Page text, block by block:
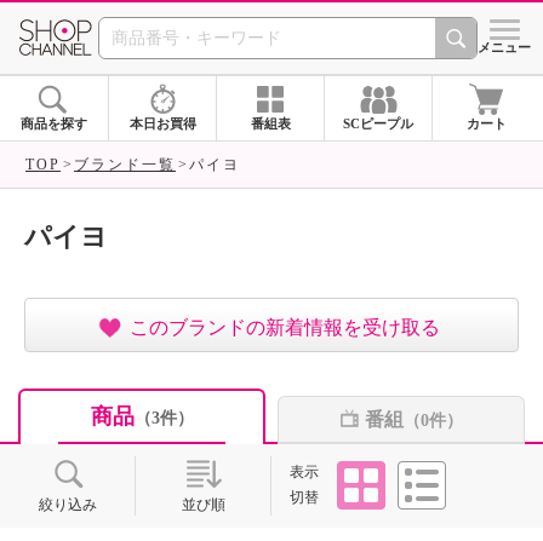
SHOP CHANNEL ショッ
メニュー
商品を探す 本日お買得 番組表 SCピープル カート
TOP ブランド一覧 パイヨ
パイヨ
このブランドの新着情報を受け取る
商品（3件） 番組 （0件）
絞り込み 並び順
表示
切替
タイル